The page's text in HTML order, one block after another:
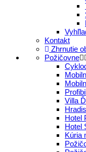
Kontakt
Zhrnutie
Požičovne
Villa
Hotel
Hotel
Kúria